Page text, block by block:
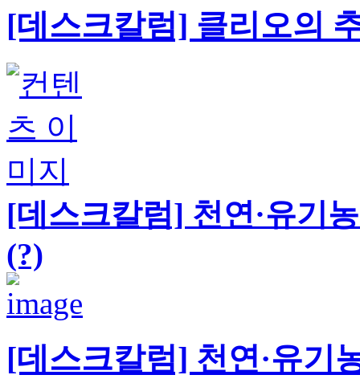
[데스크칼럼] 클리오의
[데스크칼럼] 천연·유기
(?)
[데스크칼럼] 천연·유기